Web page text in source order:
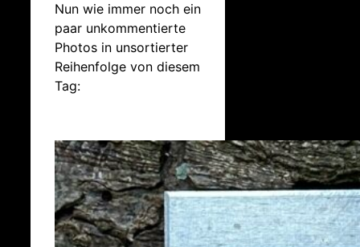
Nun wie immer noch ein
paar unkommentierte
Photos in unsortierter
Reihenfolge von diesem
Tag: